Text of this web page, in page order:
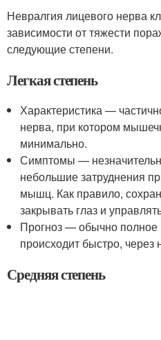
Невралгия лицевого нерва
зависимости от тяжести
следующие степени.
Легкая степень
Характеристика —
нерва, при котором
минимально.
Симптомы —
небольшие затруднения
мышц. Как правило,
закрывать глаз и
Прогноз — обычно полное
происходит быстро, через
Средняя степень